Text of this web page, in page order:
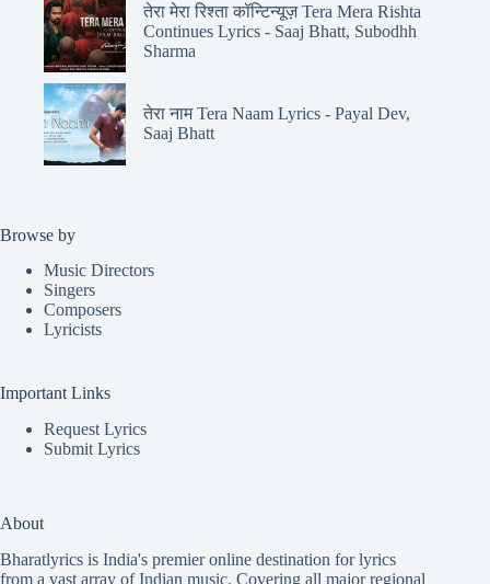
तेरा मेरा रिश्ता कॉन्टिन्यूज़ Tera Mera Rishta
Continues Lyrics - Saaj Bhatt, Subodhh
Sharma
तेरा नाम Tera Naam Lyrics - Payal Dev,
Saaj Bhatt
Browse by
Music Directors
Singers
Composers
Lyricists
Important Links
Request Lyrics
Submit Lyrics
About
Bharatlyrics is India's premier online destination for lyrics
from a vast array of Indian music. Covering all major regional